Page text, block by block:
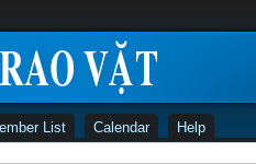
List Calendar Help